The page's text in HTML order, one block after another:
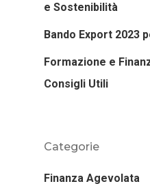
e Sostenibilità
Bando Export 2023
Formazione e
Consigli Utili
Categorie
Finanza Agevolata